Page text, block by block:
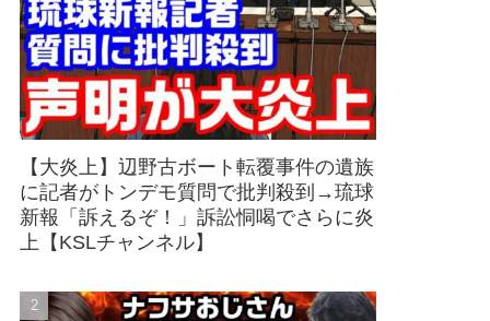
【大炎上】辺野古ボート転覆事件の遺族
に記者がトンデモ質問で批判殺到→琉球
新報「訴えるぞ！」訴訟恫喝でさらに炎
上【KSLチャンネル】